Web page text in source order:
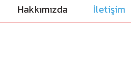
Hakkımızda İletişim